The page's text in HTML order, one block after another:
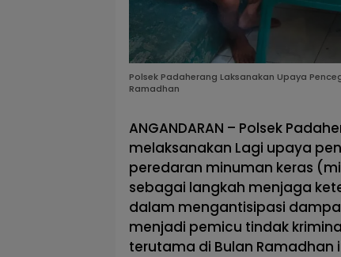
Polsek Padaherang Laksanakan Upaya
Ramadhan
ANGANDARAN – Polsek
melaksanakan Lagi upaya
peredaran minuman keras
sebagai langkah menjaga
dalam mengantisipasi
menjadi pemicu tindak
terutama di Bulan Ramadhan